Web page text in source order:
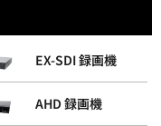
EX-SDI 録画機
AHD 録画機